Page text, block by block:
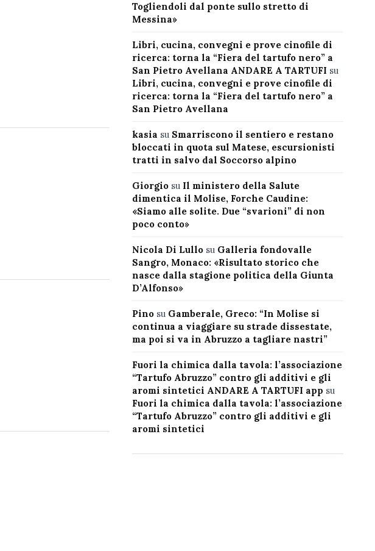
Togliendoli dal ponte sullo stretto di
Messina»
Libri, cucina, convegni e prove cinofile di
ricerca: torna la “Fiera del tartufo nero” a
San Pietro Avellana ANDARE A TARTUFI su
Libri, cucina, convegni e prove cinofile di
ricerca: torna la “Fiera del tartufo nero” a
San Pietro Avellana
kasia su Smarriscono il sentiero e restano
bloccati in quota sul Matese, escursionisti
tratti in salvo dal Soccorso alpino
Giorgiosu Il ministero della Salute
dimentica il Molise, Forche Caudine:
«Siamo alle solite. Due “svarioni” di non
poco conto»
Nicola Di Lullosu Galleria fondovalle
Sangro, Monaco: «Risultato storico che
nasce dalla stagione politica della Giunta
D’Alfonso»
Pinosu Gamberale, Greco: “In Molise si
continua a viaggiare su strade dissestate,
ma poi si va in Abruzzo a tagliare nastri”
Fuori la chimica dalla tavola: l’associazione
“Tartufo Abruzzo” contro gli additivi e gli
aromi sintetici ANDARE A TARTUFI app su
Fuori la chimica dalla tavola: l’associazione
“Tartufo Abruzzo” contro gli additivi e gli
aromi sintetici